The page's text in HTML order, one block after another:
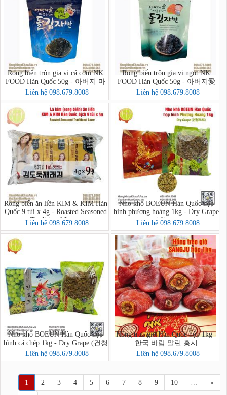
Rong biển trộn gia vị cá cơm NK
FOOD Hàn Quốc 50g - 아버지 마
음을 담아 멸치새우 돌김자반볶음
Liên hệ 098.679.8008
Rong biển trộn gia vị ngọt NK
FOOD Hàn Quốc 50g - 아버지愛
마음을 담아 돌김자반볶음
Liên hệ 098.679.8008
Rong biển ăn liền KIM & KIM Hàn
Quốc 9 túi x 4g - Roasted Seasoned
Traditional Laver
Liên hệ 098.679.8008
Nho khô BOEUN Hàn Quốc hộp
hình phượng hoàng 1kg - Dry Grape
(건청포도)
Liên hệ 098.679.8008
Nho khô BOEUN Hàn Quốc hộp
hình cá chép 1kg - Dry Grape (건청
포도)
Liên hệ 098.679.8008
Hồng treo gió Hàn Quốc hộp 1kg -
한국 바람 말린 홍시
Liên hệ 098.679.8008
1 2 3 4 5 6 7 8 9 10 … »